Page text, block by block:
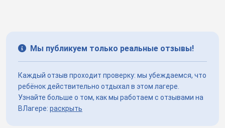
Мы публикуем только реальные отзывы!
Каждый отзыв проходит проверку: мы убеждаемся, что
ребёнок действительно отдыхал в этом лагере.
Узнайте больше о том, как мы работаем с отзывами на
ВЛагере: раскрыть